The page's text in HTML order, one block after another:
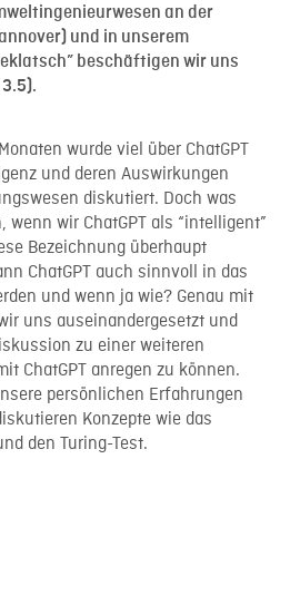
an der
und in unserem
beschäftigen wir uns
wurde viel über ChatGPT
und deren Auswirkungen
diskutiert. Doch was
wir ChatGPT als “intelligent”
Bezeichnung überhaupt
ChatGPT auch sinnvoll in das
und wenn ja wie? Genau mit
uns auseinandergesetzt und
zu einer weiteren
ChatGPT anregen zu können.
persönlichen Erfahrungen
Konzepte wie das
den Turing-Test.